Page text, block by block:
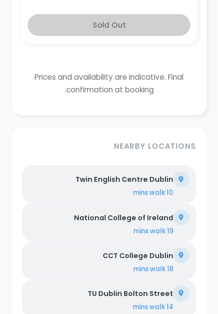
Sold Out
Prices and availability are indicative. Final
confirmation at booking.
NEARBY LOCATIONS
Twin English Centre Dublin
10 mins
walk
National College of Ireland
19 mins
walk
CCT College Dublin
18 mins
walk
TU Dublin Bolton Street
14 mins
walk